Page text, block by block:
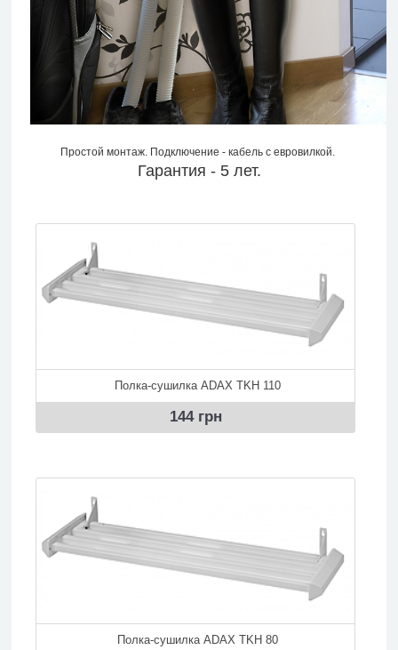
Простой монтаж. Подключение - кабель с евровилкой.
Гарантия - 5 лет.
​ Полка-сушилка ADAX TKH 110
144 грн
​ Полка-сушилка ADAX TKH 80